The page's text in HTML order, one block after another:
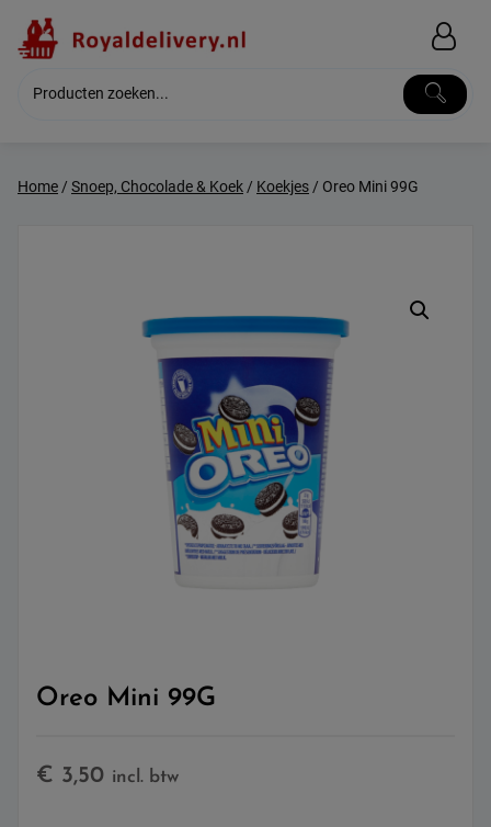
content
Home/ Snoep, Chocolade & Koek/ Koekjes/ Oreo Mini 99G
Oreo Mini 99G
€ 3,50 incl. btw